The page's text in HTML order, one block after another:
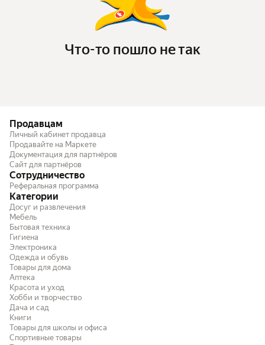
Что-то пошло не так
Продавцам
Личный кабинет продавца
Продавайте на Маркете
Документация для партнёров
Сайт для партнёров
Сотрудничество
Реферальная программа
Категории
Досуг и развлечения
Мебель
Бытовая техника
Гигиена
Электроника
Одежда и обувь
Товары для дома
Аптека
Красота и уход
Хобби и творчество
Дача и сад
Книги
Товары для школы и офиса
Спортивные товары